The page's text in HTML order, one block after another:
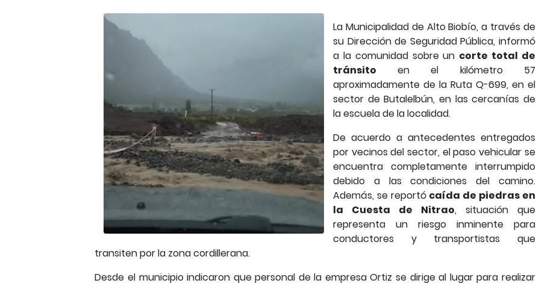
La Municipalidad de Alto Biobío, a través de
su Dirección de Seguridad Pública, informó
a la comunidad sobre un corte total de
tránsito en el kilómetro 57
aproximadamente de la Ruta Q-699, en el
sector de Butalelbún, en las cercanías de
la escuela de la localidad.
De acuerdo a antecedentes entregados
por vecinos del sector, el paso vehicular se
encuentra completamente interrumpido
debido a las condiciones del camino.
Además, se reportó caída de piedras en
la Cuesta de Nitrao, situación que
representa un riesgo inminente para
conductores y transportistas que
transiten por la zona cordillerana.
Desde el municipio indicaron que personal de la empresa Ortiz se dirige al lugar para realizar